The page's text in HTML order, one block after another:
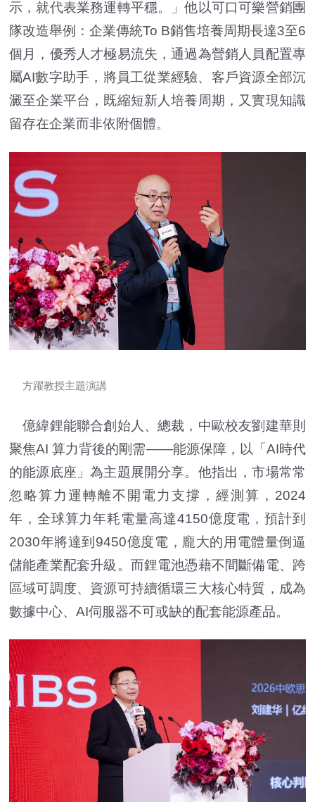
示，就代表業務運轉平穩。」他以可口可樂營銷團
隊改造舉例：企業傳統To B銷售培養周期長達3至6
個月，優秀人才極易流失，通過為營銷人員配置專
屬AI數字助手，將員工從業經驗、客戶資源全部沉
澱至企業平台，既縮短新人培養周期，又實現知識
留存在企業而非依附個體。
方躍教授主題演講
億緯鋰能聯合創始人、總裁，中歐校友劉建華則
聚焦AI 算力背後的剛需——能源保障，以「AI時代
的能源底座」為主題展開分享。他指出，市場常常
忽略算力運轉離不開電力支撐，經測算，2024
年，全球算力年耗電量高達4150億度電，預計到
2030年將達到9450億度電，龐大的用電體量倒逼
儲能產業配套升級。而鋰電池憑藉不間斷備電、跨
區域可調度、資源可持續循環三大核心特質，成為
數據中心、AI伺服器不可或缺的配套能源產品。